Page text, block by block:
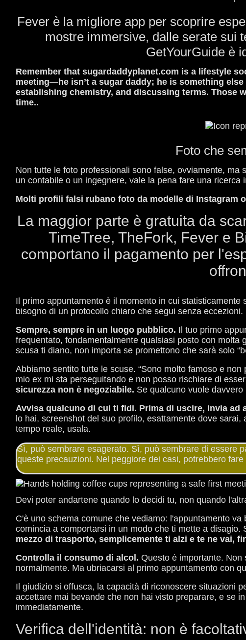
Fever è la migliore app per scoprire
mostre immersive, dalle serate sui
GetYourGuide è
Remember that sugardaddyplanet.com is a lifestyle
meeting—he isn’t a sugar daddy; he is something
establishing chemistry, and discussing terms. Those
time..
Foto che
Non tutte le foto professionali sono false, ovviamente,
un contabile o un ingegnere, vale la pena fare una ricerca
Molti profili falsi rubano foto da modelle di Instagram
La maggior parte è gratuita da
TimeTree, TheFork, Fever e
comportano il pagamento per
Il primo appuntamento è il momento in cui
bisogno di un protocollo chiaro che segui senza eccezioni.
Sempre, sempre in un luogo pubblico. Il tuo primo
frequentato, fondamentalmente qualsiasi posto con molta
scusa ti diano, non importa se promettono che sarà solo
Abbiamo sentito tutte le scuse. “Sono molto famoso e
mio ex mi sta perseguitando e non posso rischiare di
sicurezza non è negoziabile. Se qualcuno vuole
Avvisa qualcuno di cui ti fidi. Prima di uscire, invia ad
lo hai, screenshot del suo profilo, esattamente dove
tempo reale, usala.
Sì, può sembrare esagerato. Sì, può sembrare di essere
queste precauzioni. Nel peggiore dei casi, potrebbero
Devi poter andartene quando lo decidi tu, non quando
C'è uno schema comune che vediamo: l'appuntamento
comincia a comportarsi in un modo che ti mette a
mezzo di trasporto, semplicemente ti alzi e te ne vai,
Controlla il consumo di alcol. Questo è importante. Non
normalmente. Ma ubriacarsi al primo appuntamento con
Il giudizio si offusca, la capacità di riconoscere situazioni
accettare mai bevande che non hai visto preparare, e se
immediatamente.
Verifica dell'identità: non è